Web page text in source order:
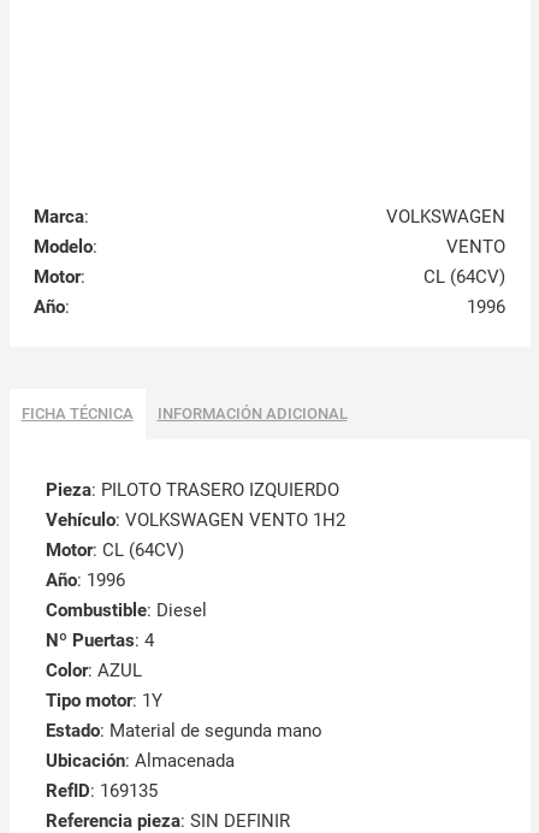
Marca:
VOLKSWAGEN
Modelo:
VENTO
Motor:
CL (64CV)
Año: 1996
FICHA TÉCNICA INFORMACIÓN ADICIONAL
Pieza: PILOTO TRASERO IZQUIERDO
Vehículo: VOLKSWAGEN VENTO 1H2
Motor: CL (64CV)
Año: 1996
Combustible: Diesel
Nº Puertas: 4
Color: AZUL
Tipo motor: 1Y
Estado: Material de segunda mano
Ubicación: Almacenada
RefID: 169135
Referencia pieza: SIN DEFINIR